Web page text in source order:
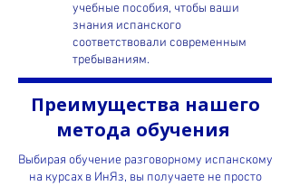
учебные пособия, чтобы ваши
знания испанского
соответствовали современным
требываниям.
Преимущества нашего
метода обучения
Выбирая обучение разговорному испанскому
на курсах в ИнЯз, вы получаете не просто